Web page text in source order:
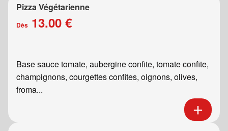
Pizza Végétarienne
Dès 13.00 €
Base sauce tomate, aubergine confite, tomate confite,
champignons, courgettes confites, oignons, olives,
froma...